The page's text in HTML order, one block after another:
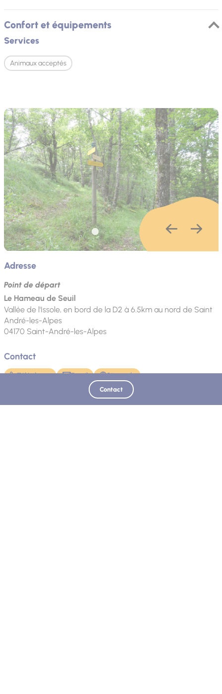
Confort et équipements
Services
Animaux acceptés
Adresse
Point de départ
Le Hameau de Seuil
Vallée de l'Issole, en bord de la D2 à 6.5km au nord de Saint
André-les-Alpes
04170 Saint-André-les-Alpes
Contact
Téléphone Email Site web
Contact